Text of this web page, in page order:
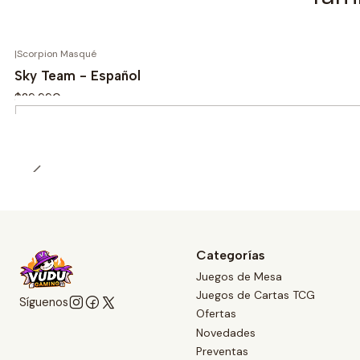
|Scorpion Masqué
Sky Team - Español
$29.990
Síguenos
Categorías
Juegos de Mesa
Juegos de Cartas TCG
Ofertas
Novedades
Preventas